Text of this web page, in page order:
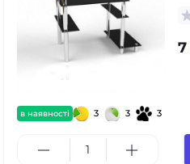
в наявності 3 3 3
7